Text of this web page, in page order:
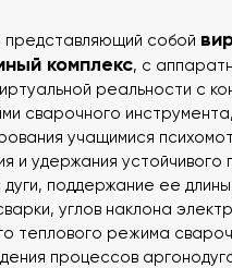
собой
комплекс, с
реальности с
сварочного
учащимися
и удержания устойчивого
поддержание ее
углов наклона
теплового режима
процессов